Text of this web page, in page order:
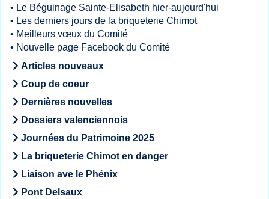
• Le Béguinage Sainte-Elisabeth hier-aujourd'hui
• Les derniers jours de la briqueterie Chimot
• Meilleurs vœux du Comité
• Nouvelle page Facebook du Comité
Articles nouveaux
Coup de coeur
Dernières nouvelles
Dossiers valenciennois
Journées du Patrimoine 2025
La briqueterie Chimot en danger
Liaison ave le Phénix
Pont Delsaux